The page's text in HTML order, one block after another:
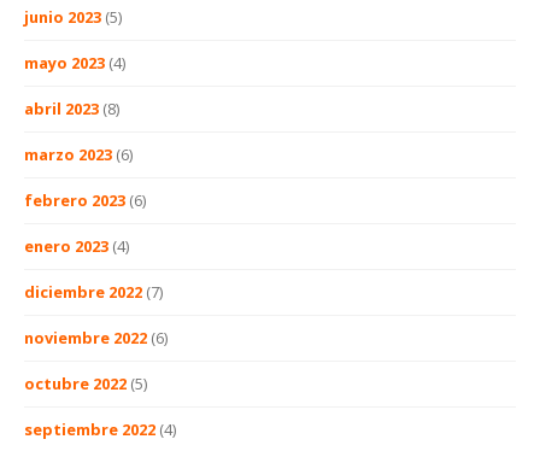
junio 2023 (5)
mayo 2023 (4)
abril 2023 (8)
marzo 2023 (6)
febrero 2023 (6)
enero 2023 (4)
diciembre 2022 (7)
noviembre 2022 (6)
octubre 2022 (5)
septiembre 2022 (4)